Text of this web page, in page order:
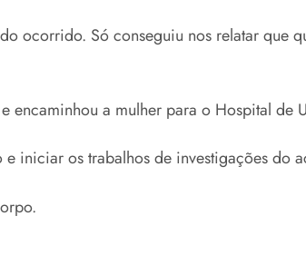
ocorrido. Só conseguiu nos relatar que
a mulher para o Hospital de
iniciar os trabalhos de investigações do